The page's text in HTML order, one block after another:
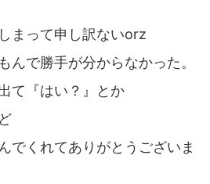
まって申し訳ないorz
んで勝手が分からなかった。
て『はい？』とか
でくれてありがとうございま